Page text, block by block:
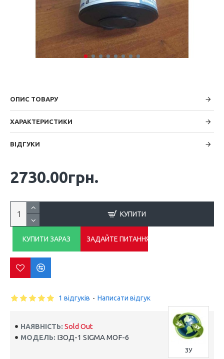
ОПИС ТОВАРУ
ХАРАКТЕРИСТИКИ
ВІДГУКИ
НАЯВНІСТЬ: Sold Out
МОДЕЛЬ: ІЗОД-1 SIGMA MOF-6
ЗУ
1 відгуків - Написати відгук
2730.00грн.
КУПИТИ
КУПИТИ ЗАРАЗ ЗАДАЙТЕ ПИТАННЯ